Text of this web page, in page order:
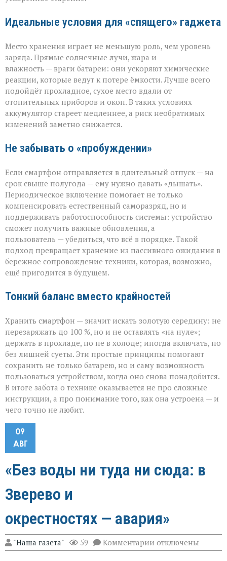
Идеальные условия для «спящего» гаджета
Место хранения играет не меньшую роль, чем уровень
заряда. Прямые солнечные лучи, жара и
влажность — враги батареи: они ускоряют химические
реакции, которые ведут к потере ёмкости. Лучше всего
подойдёт прохладное, сухое место вдали от
отопительных приборов и окон. В таких условиях
аккумулятор стареет медленнее, а риск необратимых
изменений заметно снижается.
Не забывать о «пробуждении»
Если смартфон отправляется в длительный отпуск — на
срок свыше полугода — ему нужно давать «дышать».
Периодическое включение помогает не только
компенсировать естественный саморазряд, но и
поддерживать работоспособность системы: устройство
сможет получить важные обновления, а
пользователь — убедиться, что всё в порядке. Такой
подход превращает хранение из пассивного ожидания в
бережное сопровождение техники, которая, возможно,
ещё пригодится в будущем.
Тонкий баланс вместо крайностей
Хранить смартфон — значит искать золотую середину: не
перезаряжать до 100 %, но и не оставлять «на нуле»;
держать в прохладе, но не в холоде; иногда включать, но
без лишней суеты. Эти простые принципы помогают
сохранить не только батарею, но и саму возможность
пользоваться устройством, когда оно снова понадобится.
В итоге забота о технике оказывается не про сложные
инструкции, а про понимание того, как она устроена — и
чего точно не любит.
09
АВГ
«Без воды ни туда ни сюда: в
Зверево и
окрестностях — авария»
"Наша газета" 59 Комментарии к
записи
отключены